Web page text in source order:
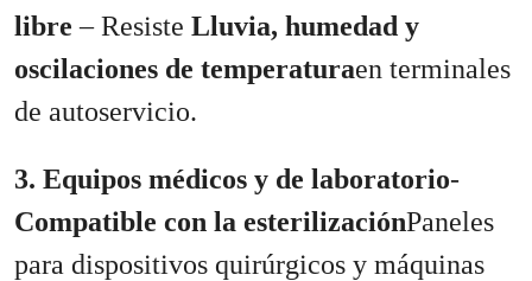
libre – Resiste Lluvia, humedad y
oscilaciones de temperaturaen terminales
de autoservicio.
3. Equipos médicos y de laboratorio-
Compatible con la esterilizaciónPaneles
para dispositivos quirúrgicos y máquinas